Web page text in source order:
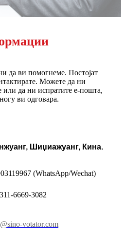
да ви помогнеме. Постојат
Можете да ни
или да ни испратите е-пошта,
ви одговара.
Шиџиажуанг, Кина.
(WhatsApp/Wechat)
6669-3082
votator.com